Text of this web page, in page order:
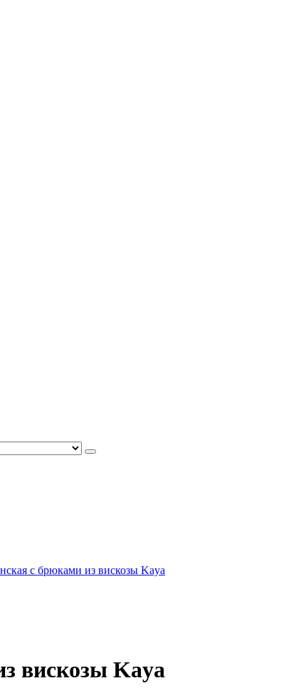
с брюками из вискозы Kaya
вискозы Kaya